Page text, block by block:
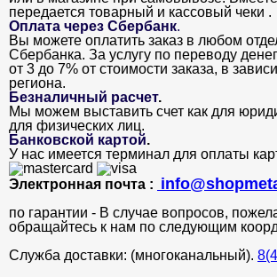
передается товарный и кассовый чеки .
Оплата через Сбербанк.
Вы можете оплатить заказ в любом
Сбербанка. За услугу по переводу
от 3 до 7% от стоимости заказа, в
региона.
Безналичный расчет.
Мы можем выставить счет как для
для физических лиц.
Банковской картой.
У нас имеется терминал для оплаты
Электронная почта :
по гарантии - В случае вопросов,
обращайтесь к нам по следующим
Служба доставки: (многоканальный).